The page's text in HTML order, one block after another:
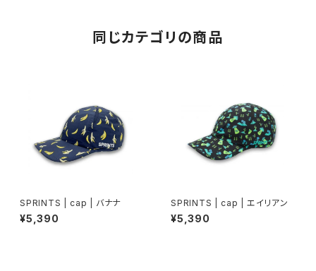
同じカテゴリの商品
SPRINTS | cap | バナナ
¥5,390
SPRINTS | cap | エイリアン
¥5,390